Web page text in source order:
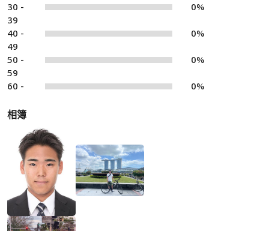
30 -
39
0%
40 -
49
0%
50 -
59
0%
60 - 0%
相簿